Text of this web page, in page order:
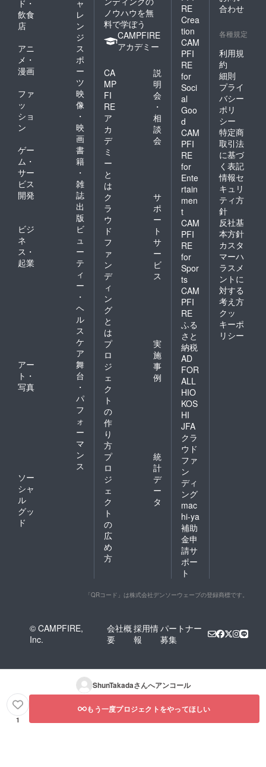
ド・
飲食
店
ャ
レ
ン
ジ
アニ
メ・
漫画
ス
ポ
ー
ツ
ファ
ッ
ショ
ン
映
像
・
映
画
ゲー
ム・
サー
ビス
開発
書
籍
・
雑
誌
出
版
ビジ
ネ
ス・
起業
ビ
ュ
ー
テ
ィ
ー
・
ヘ
ル
ス
ケ
ア
アー
ト・
写真
舞
台
・
パ
フ
ォ
ー
マ
ン
ス
ソー
シャ
ル
グッ
ド
ノウハウを無
料で学ぼう
CAMPFIRE
アカデミー
CA
MP
FI
RE
ア
カ
デ
ミ
ー
と
は
説
明
会
・
相
談
会
ク
ラ
ウ
ド
フ
ァ
ン
デ
ィ
ン
グ
と
は
サ
ポ
ー
ト
サ
ー
ビ
ス
プ
ロ
ジ
ェ
ク
ト
の
作
り
方
実
施
事
例
プ
ロ
ジ
ェ
ク
ト
の
広
め
方
統
計
デ
ー
タ
RE
Crea
tion
CAM
PFI
RE
for
Soci
al
Goo
d
CAM
PFI
RE
for
Ente
rtain
men
t
CAM
PFI
RE
for
Spor
ts
CAM
PFI
RE
ふる
さと
納税
AD
FOR
ALL
HIO
KOS
HI
JFA
クラ
ウド
ファ
ン
ディ
ング
mac
hi-ya
補助
金申
請サ
ポー
ト
合わせ
各種規定
利用規
約
細則
プライ
バシー
ポリ
シー
特定商
取引法
に基づ
く表記
情報セ
キュリ
ティ方
針
反社基
本方針
カスタ
マーハ
ラスメ
ントに
対する
考え方
クッ
キーポ
リシー
「QRコード」は株式会社デンソーウェーブの登録商標です。
© CAMPFIRE,
Inc.
会社概
要
採用情
報
パートナー
募集
ShunTakadaさんへアンコール
1
もう一度プロジェクトをやってほしい